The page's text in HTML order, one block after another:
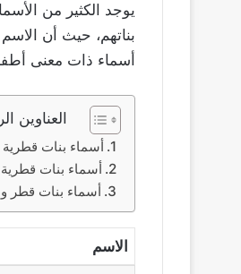
يوجد الكثير من
بناتهم، حيث أن
أسماء ذات معنى
العناوين
أسماء بنات قطرية
أسماء بنات
أسماء بنات قطر
الاسم